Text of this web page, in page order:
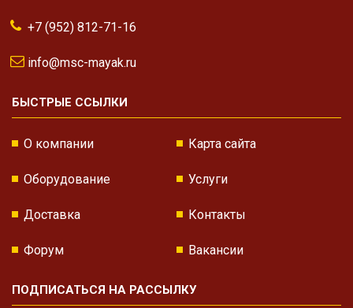
+7 (952) 812-71-16
info@msc-mayak.ru
БЫСТРЫЕ ССЫЛКИ
О компании Карта сайта
Оборудование Услуги
Доставка Контакты
Форум Вакансии
ПОДПИСАТЬСЯ НА РАССЫЛКУ